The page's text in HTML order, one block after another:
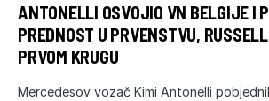
ANTONELLI OSVOJIO VN BELGIJE I
PREDNOST U PRVENSTVU,
PRVOM KRUGU
Mercedesov vozač Kimi Antonelli